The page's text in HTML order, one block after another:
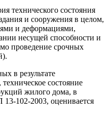
технического состояния
и сооружения в целом,
и деформациями,
несущей способности и
проведение срочных
в результате
состояние
жилого дома, в
102-2003, оценивается